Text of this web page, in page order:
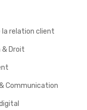
la relation client
& Droit
Communication